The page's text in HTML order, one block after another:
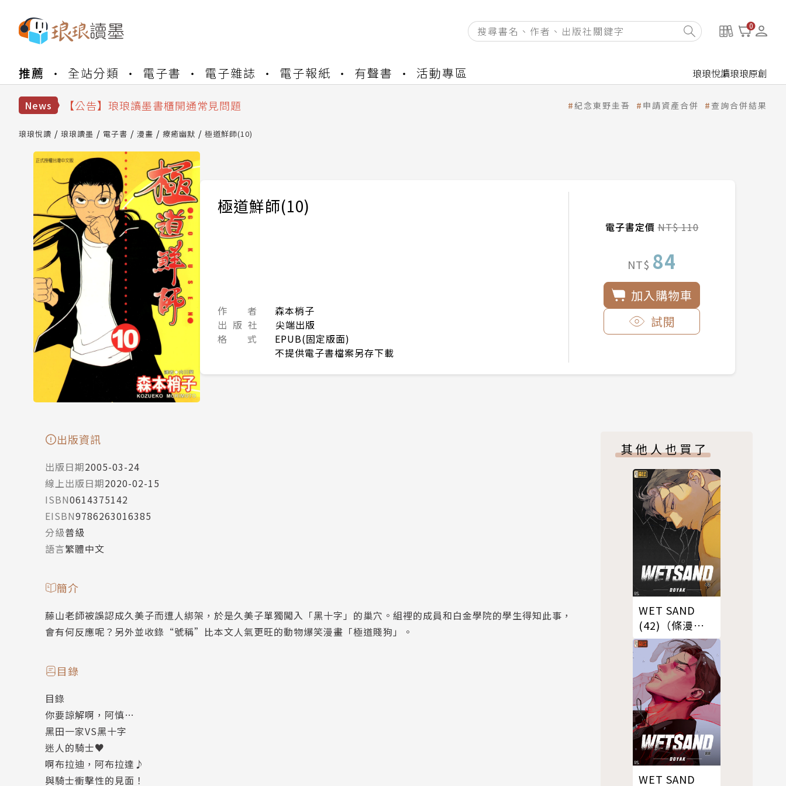
0
推薦 全站分類 電子書 電子雜誌 電子報紙 有聲書 活動專區 琅琅悅讀琅琅原創
News
【公告】琅琅書店服務升級重要說明及資產合併結果查詢
【公告】琅琅讀墨數位閱讀資產合併與書櫃開通申請
【公告】琅琅讀墨書櫃開通常見問題
【公告】琅琅讀墨 3 分鐘完成書櫃開通與資產合併申請圖文教學
【公告】琅琅書店服務升級重要說明及資產合併結果查詢
【公告】琅琅讀墨數位閱讀資產合併與書櫃開通申請
紀念東野圭吾 申請資產合併 查詢合併結果
琅琅悅讀 琅琅讀墨 電子書 漫畫 療癒幽默 極道鮮師(10)
極道鮮師(10)
作 者
森本梢子
出 版 社
尖端出版
格 式
EPUB(固定版面)
不提供電子書檔案另存下載
電子書定價NT$ 110
NT$ 84
加入購物車
試閱
出版資訊
出版日期2005-03-24
線上出版日期2020-02-15
ISBN0614375142
EISBN9786263016385
分級普級
語言繁體中文
簡介
藤山老師被誤認成久美子而遭人綁架，於是久美子單獨闖入「黑十字」的巢穴。組裡的成員和白金學院的學生得知此事，
會有何反應呢？另外並收錄“號稱”比本文人氣更旺的動物爆笑漫畫「極道賤狗」。
目錄
目錄
你要諒解啊，阿慎…
黑田一家VS黑十字
迷人的騎士♥
啊布拉迪，阿布拉達♪
與騎士衝擊性的見面！
其他人也買了
WET SAND
(42)（條漫
版）
WET SAND